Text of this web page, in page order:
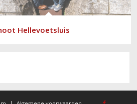
Hellevoetsluis